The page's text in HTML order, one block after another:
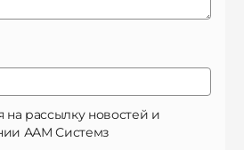
на рассылку новостей и
ААМ Системз